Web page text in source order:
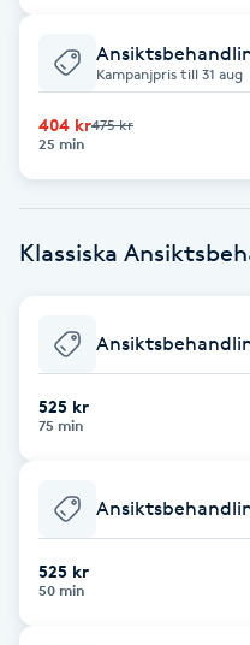
C
Celluliter
Coachning
Color correction
Damklippning
Dermapen
Diamantslipning
Enzympeeling
Kampanjpris till 31 aug
404 kr475 kr
25 min
Klassiska
525 kr
75 min
525 kr
50 min